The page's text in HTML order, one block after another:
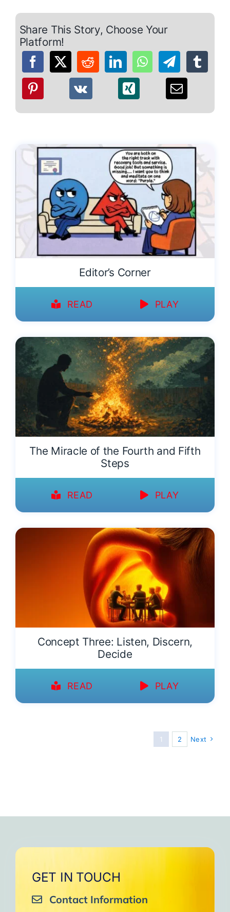
Share This Story, Choose Your
Platform!
Editor’s Corner
READ PLAY
The Miracle of the Fourth and Fifth
Steps
READ PLAY
Concept Three: Listen, Discern,
Decide
READ PLAY
1 2 Next
GET IN TOUCH
Contact Information